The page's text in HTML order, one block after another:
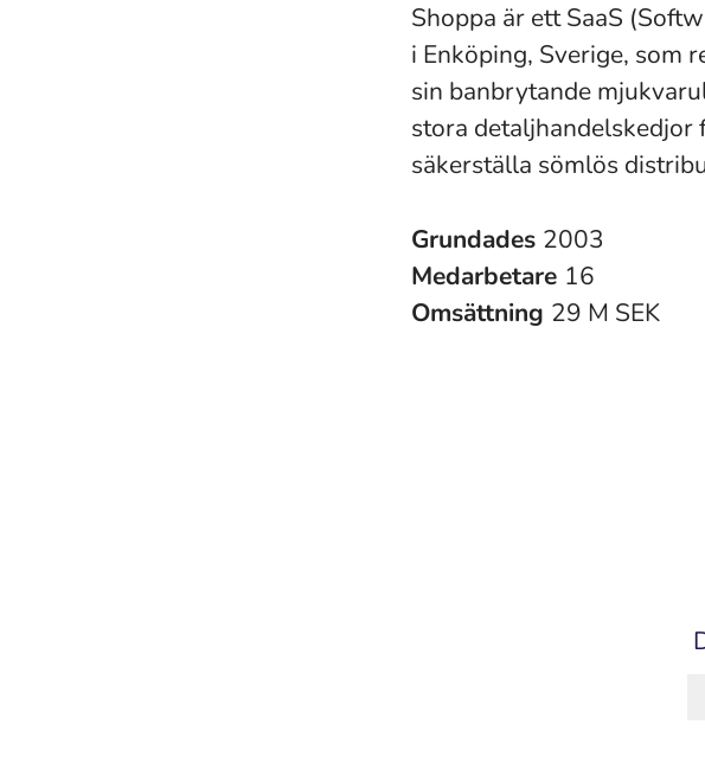
Shoppa är ett SaaS
i Enköping, Sverige, som
sin banbrytande
stora
säkerställa sömlös
Grundades 2003
Medarbetare 16
Omsättning 29 M SEK